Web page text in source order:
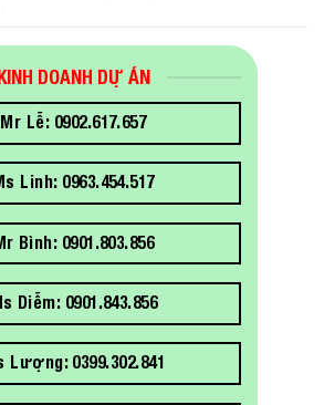
DOANH DỰ ÁN
Mr Lễ: 0902.617.657
Linh: 0963.454.517
Bình: 0901.803.856
Diễm: 0901.843.856
Lượng: 0399.302.841